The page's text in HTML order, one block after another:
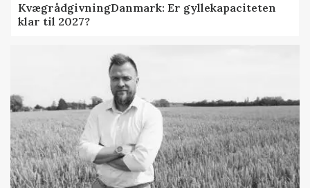
KvægrådgivningDanmark: Er gyllekapaciteten
klar til 2027?